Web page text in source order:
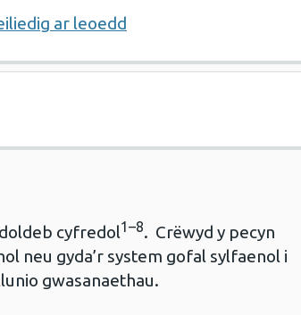
ar leoedd
cyfredol1–8. Crëwyd y pecyn
neu gyda’r system gofal sylfaenol i
gwasanaethau.